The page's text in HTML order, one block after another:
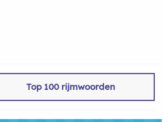
Top 100 rijmwoorden